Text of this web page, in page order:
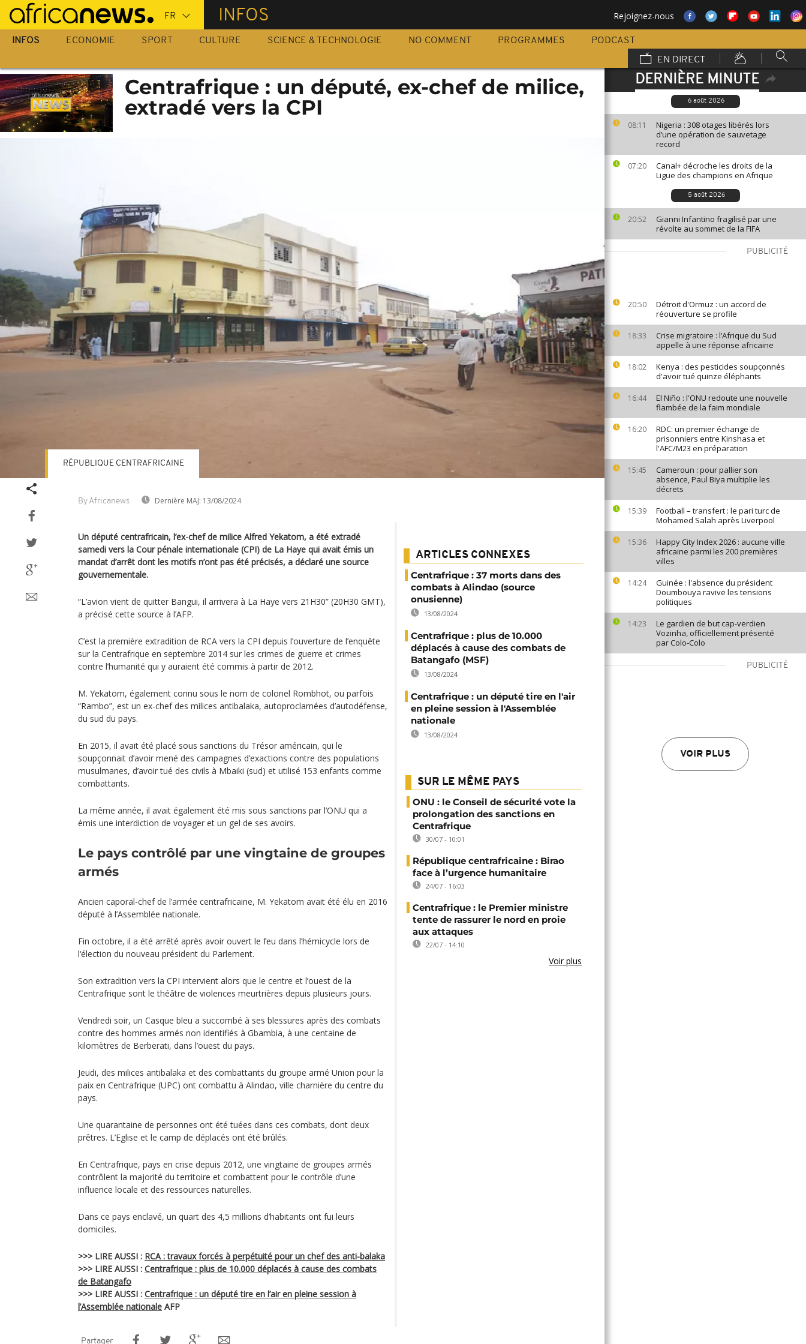
Passer
au
contenu
INFOS Rejoignez-nous
INFOS ECONOMIE SPORT CULTURE SCIENCE & TECHNOLOGIE NO COMMENT PROGRAMMES
PODCAST
EN DIRECT
DERNIÈRE MINUTE
6 août 2026
08:11
Nigeria : 308 otages libérés lors
d’une opération de sauvetage
record
07:20
Canal+ décroche les droits de la
Ligue des champions en Afrique
5 août 2026
20:52
Gianni Infantino fragilisé par une
révolte au sommet de la FIFA
PUBLICITÉ
20:50
Détroit d'Ormuz : un accord de
réouverture se profile
18:33
Crise migratoire : l’Afrique du Sud
appelle à une réponse africaine
18:02
Kenya : des pesticides soupçonnés
d'avoir tué quinze éléphants
16:44
El Niño : l'ONU redoute une nouvelle
flambée de la faim mondiale
16:20
RDC: un premier échange de
prisonniers entre Kinshasa et
l'AFC/M23 en préparation
15:45
Cameroun : pour pallier son
absence, Paul Biya multiplie les
décrets
15:39
Football – transfert : le pari turc de
Mohamed Salah après Liverpool
15:36
Happy City Index 2026 : aucune ville
africaine parmi les 200 premières
villes
14:24
Guinée : l'absence du président
Doumbouya ravive les tensions
politiques
14:23
Le gardien de but cap-verdien
Vozinha, officiellement présenté
par Colo-Colo
PUBLICITÉ
VOIR PLUS
Centrafrique : un député, ex-chef de milice,
extradé vers la CPI
By Africanews Dernière MAJ: 13/08/2024
RÉPUBLIQUE CENTRAFRICAINE
Un député centrafricain, l’ex-chef de milice Alfred Yekatom, a été extradé
samedi vers la Cour pénale internationale (CPI) de La Haye qui avait émis un
mandat d’arrêt dont les motifs n’ont pas été précisés, a déclaré une source
gouvernementale.
“L’avion vient de quitter Bangui, il arrivera à La Haye vers 21H30” (20H30 GMT),
a précisé cette source à l’AFP.
C’est la première extradition de RCA vers la CPI depuis l’ouverture de l’enquête
sur la Centrafrique en septembre 2014 sur les crimes de guerre et crimes
contre l’humanité qui y auraient été commis à partir de 2012.
M. Yekatom, également connu sous le nom de colonel Rombhot, ou parfois
“Rambo”, est un ex-chef des milices antibalaka, autoproclamées d’autodéfense,
du sud du pays.
En 2015, il avait été placé sous sanctions du Trésor américain, qui le
soupçonnait d’avoir mené des campagnes d’exactions contre des populations
musulmanes, d’avoir tué des civils à Mbaiki (sud) et utilisé 153 enfants comme
combattants.
La même année, il avait également été mis sous sanctions par l’ONU qui a
émis une interdiction de voyager et un gel de ses avoirs.
Le pays contrôlé par une vingtaine de groupes
armés
Ancien caporal-chef de l’armée centrafricaine, M. Yekatom avait été élu en 2016
député à l’Assemblée nationale.
Fin octobre, il a été arrêté après avoir ouvert le feu dans l’hémicycle lors de
l‘élection du nouveau président du Parlement.
Son extradition vers la CPI intervient alors que le centre et l’ouest de la
Centrafrique sont le théâtre de violences meurtrières depuis plusieurs jours.
Vendredi soir, un Casque bleu a succombé à ses blessures après des combats
contre des hommes armés non identifiés à Gbambia, à une centaine de
kilomètres de Berberati, dans l’ouest du pays.
Jeudi, des milices antibalaka et des combattants du groupe armé Union pour la
paix en Centrafrique (UPC) ont combattu à Alindao, ville charnière du centre du
pays.
Une quarantaine de personnes ont été tuées dans ces combats, dont deux
prêtres. L’Eglise et le camp de déplacés ont été brûlés.
En Centrafrique, pays en crise depuis 2012, une vingtaine de groupes armés
contrôlent la majorité du territoire et combattent pour le contrôle d’une
influence locale et des ressources naturelles.
Dans ce pays enclavé, un quart des 4,5 millions d’habitants ont fui leurs
domiciles.
>>> LIRE AUSSI : RCA : travaux forcés à perpétuité pour un chef des anti-balaka
>>> LIRE AUSSI : Centrafrique : plus de 10.000 déplacés à cause des combats
de Batangafo
>>> LIRE AUSSI : Centrafrique : un député tire en l’air en pleine session à
l’Assemblée nationale AFP
ARTICLES CONNEXES
Centrafrique : 37 morts dans des
combats à Alindao (source
onusienne)
13/08/2024
Centrafrique : plus de 10.000
déplacés à cause des combats de
Batangafo (MSF)
13/08/2024
Centrafrique : un député tire en l'air
en pleine session à l'Assemblée
nationale
13/08/2024
SUR LE MÊME PAYS
ONU : le Conseil de sécurité vote la
prolongation des sanctions en
Centrafrique
30/07 - 10:01
République centrafricaine : Birao
face à l’urgence humanitaire
24/07 - 16:03
Centrafrique : le Premier ministre
tente de rassurer le nord en proie
aux attaques
22/07 - 14:10
Voir plus
Partager